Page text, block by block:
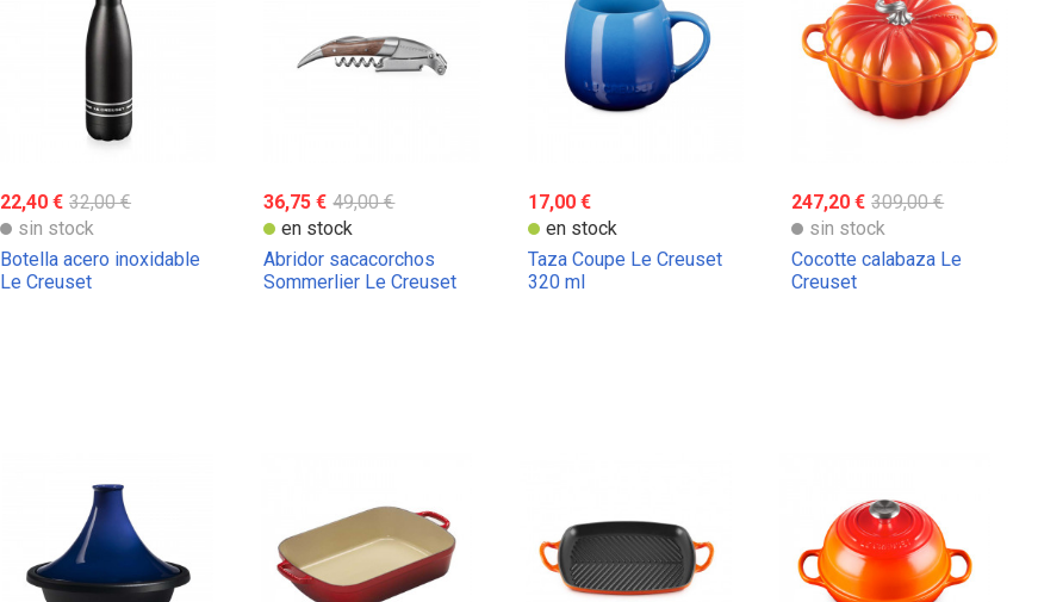
22,40 € 32,00 €
sin stock
Botella acero inoxidable
Le Creuset
36,75 € 49,00 €
en stock
Abridor sacacorchos
Sommerlier Le Creuset
17,00 €
en stock
Taza Coupe Le Creuset
320 ml
247,20 € 309,00 €
sin stock
Cocotte calabaza Le
Creuset